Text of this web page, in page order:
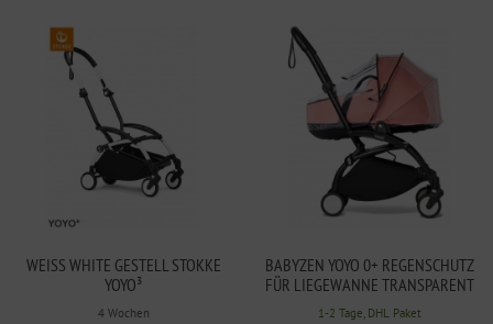
WEISS WHITE GESTELL STOKKE Y
OYO³
4 Wochen
BABYZEN YOYO 0+ REGENSCHUTZ
FÜR LIEGEWANNE TRANSPARENT
1-2 Tage, DHL Paket